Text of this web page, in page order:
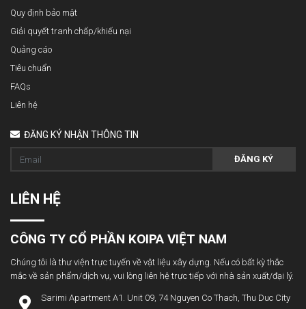
Quy định bảo mật
Giải quyết tranh chấp/khiếu nại
Quảng cáo
Tiêu chuẩn
FAQs
Liên hệ
ĐĂNG KÝ NHẬN THÔNG TIN
ĐĂNG KÝ
LIÊN HỆ
CÔNG TY CỔ PHẦN KOIPA VIỆT NAM
Chúng tôi là thư viện trực tuyến về vật liệu xây dựng. Nếu có bất kỳ thắc
mắc về sản phẩm/dịch vụ, vui lòng liên hệ trực tiếp với nhà sản xuất/đại lý.
Sarimi Apartment A1. Unit 09, 74 Nguyen Co Thach, Thu Duc City